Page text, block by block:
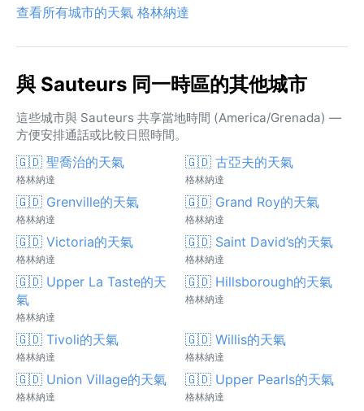
查看所有城市的天氣 格林納達
與 Sauteurs 同一時區的其他城市
這些城市與 Sauteurs 共享當地時間 (America/Grenada) —
方便安排通話或比較日照時間。
🇬🇩 聖喬治的天氣
格林納達
🇬🇩 古亞夫的天氣
格林納達
🇬🇩 Grenville的天氣
格林納達
🇬🇩 Grand Roy的天氣
格林納達
🇬🇩 Victoria的天氣
格林納達
🇬🇩 Saint David’s的天氣
格林納達
🇬🇩 Upper La Taste的天
氣
格林納達
🇬🇩 Hillsborough的天氣
格林納達
🇬🇩 Tivoli的天氣
格林納達
🇬🇩 Willis的天氣
格林納達
🇬🇩 Union Village的天氣
格林納達
🇬🇩 Upper Pearls的天氣
格林納達